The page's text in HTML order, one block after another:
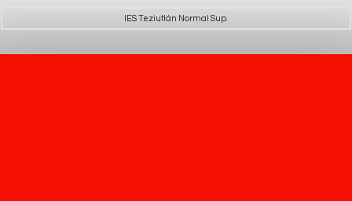
IES Teziutlán Normal Sup.